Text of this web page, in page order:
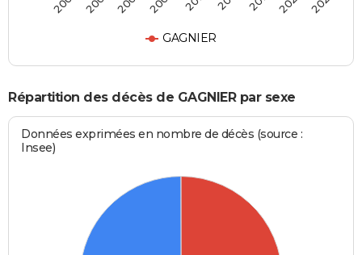
GAGNIER
Répartition des décès de GAGNIER par sexe
Données exprimées en nombre de décès (source :
Insee)